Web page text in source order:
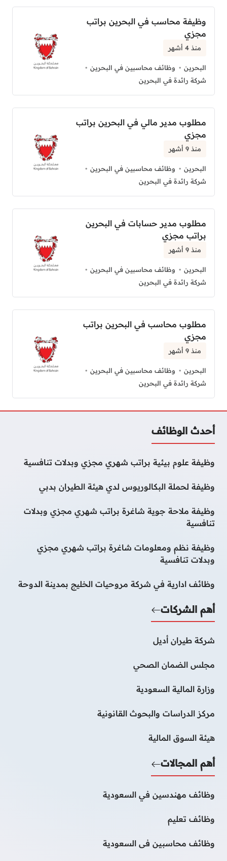
وظيفة محاسب في البحرين براتب
مجزي
منذ 4 أشهر
البحرين
وظائف محاسبين في البحرين
شركة رائدة في البحرين
مطلوب مدير مالي في البحرين براتب
مجزي
منذ 9 أشهر
البحرين
وظائف محاسبين في البحرين
شركة رائدة في البحرين
مطلوب مدير حسابات في البحرين
براتب مجزي
منذ 9 أشهر
البحرين
وظائف محاسبين في البحرين
شركة رائدة في البحرين
مطلوب محاسب في البحرين براتب
مجزي
منذ 9 أشهر
البحرين
وظائف محاسبين في البحرين
شركة رائدة في البحرين
أحدث الوظائف
وظيفة علوم بيئية براتب شهري مجزي وبدلات تنافسية
وظيفة لحملة البكالوريوس لدي هيئة الطيران بدبي
وظيفة ملاحة جوية شاغرة براتب شهري مجزي وبدلات
تنافسية
وظيفة نظم ومعلومات شاغرة براتب شهري مجزي
وبدلات تنافسية
وظائف ادارية في شركة مروحيات الخليج بمدينة الدوحة
أهم الشركات
شركة طيران أديل
مجلس الضمان الصحي
وزارة المالية السعودية
مركز الدراسات والبحوث القانونية
هيئة السوق المالية
أهم المجالات
وظائف مهندسين في السعودية
وظائف تعليم
وظائف محاسبين فى السعودية